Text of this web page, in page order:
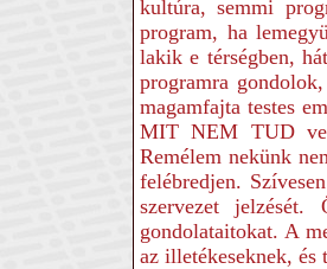
kultúra, semmi
program, ha
lakik e térségben,
programra
magamfajta testes
MIT NEM TUD
Remélem nekünk
felébredjen.
szervezet jelzését.
gondolataitokat. A
az illetékeseknek,